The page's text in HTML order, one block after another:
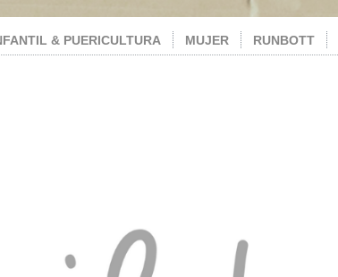
& PUERICULTURA MUJER RUNBOTT